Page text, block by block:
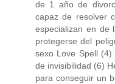
de 1 año de
capaz de resolver
especializan en de
protegerse del
sexo Love Spell
de invisibilidad (6)
para conseguir un